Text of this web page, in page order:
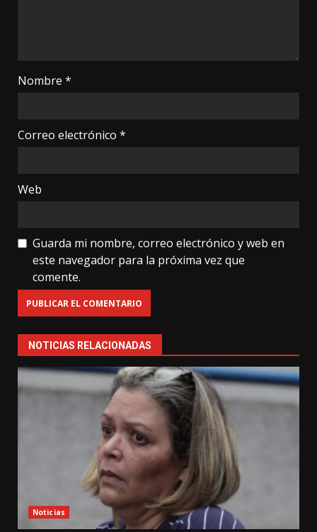
Nombre *
Correo electrónico *
Web
Guarda mi nombre, correo electrónico y web en
este navegador para la próxima vez que
comente.
NOTICIAS RELACIONADAS
Noticias